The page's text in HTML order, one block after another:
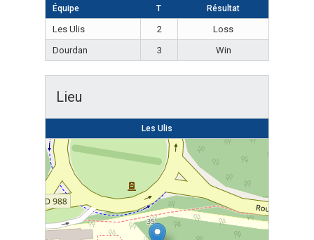
Équipe T Résultat
Les Ulis 2
Loss
Dourdan
3 Win
Lieu
Les Ulis